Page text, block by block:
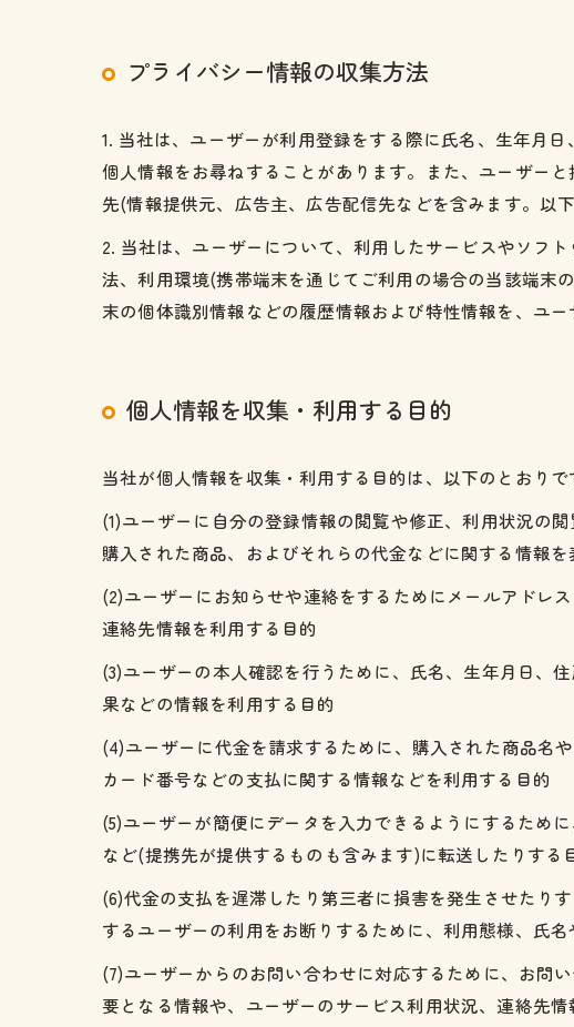
プライバシー情報の収集方法
1. 当社は、ユーザーが利用登録をする際に氏名、生年月
個人情報をお尋ねすることがあります。また、ユーザー
先(情報提供元、広告主、広告配信先などを含みます。以
2. 当社は、ユーザーについて、利用したサービスやソフ
法、利用環境(携帯端末を通じてご利用の場合の当該端末
末の個体識別情報などの履歴情報および特性情報を、ユ
個人情報を収集・利用する目的
当社が個人情報を収集・利用する目的は、以下のとおりで
(1)ユーザーに自分の登録情報の閲覧や修正、利用状況の
購入された商品、およびそれらの代金などに関する情報を
(2)ユーザーにお知らせや連絡をするためにメールアドレ
連絡先情報を利用する目的
(3)ユーザーの本人確認を行うために、氏名、生年月日、
果などの情報を利用する目的
(4)ユーザーに代金を請求するために、購入された商品名
カード番号などの支払に関する情報などを利用する目的
(5)ユーザーが簡便にデータを入力できるようにするため
など(提携先が提供するものも含みます)に転送したりする
(6)代金の支払を遅滞したり第三者に損害を発生させたり
するユーザーの利用をお断りするために、利用態様、氏
(7)ユーザーからのお問い合わせに対応するために、お問
要となる情報や、ユーザーのサービス利用状況、連絡先